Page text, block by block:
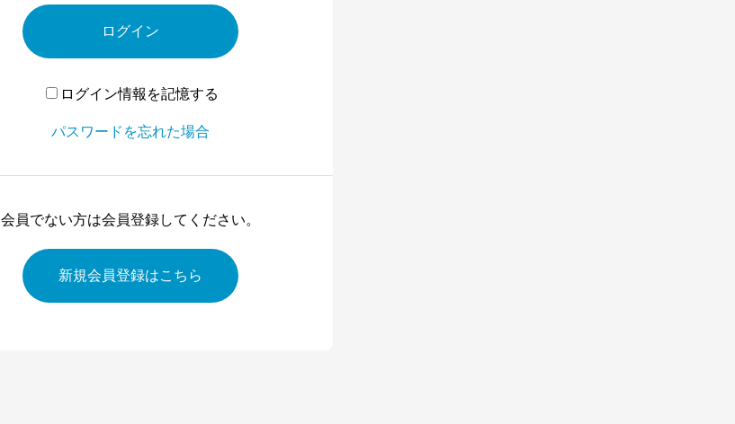
ログイン
ログイン情報を記憶する
パスワードを忘れた場合
会員でない方は会員登録してください。
新規会員登録はこちら